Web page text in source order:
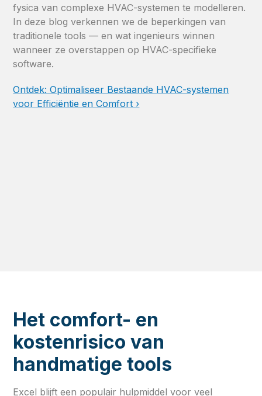
fysica van complexe HVAC-systemen te modelleren.
In deze blog verkennen we de beperkingen van
traditionele tools — en wat ingenieurs winnen
wanneer ze overstappen op HVAC-specifieke
software.
Ontdek: Optimaliseer Bestaande HVAC-systemen
voor Efficiëntie en Comfort ›
Het comfort- en
kostenrisico van
handmatige tools
Excel blijft een populair hulpmiddel voor veel